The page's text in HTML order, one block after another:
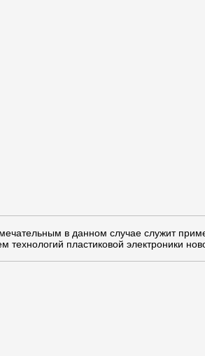
в данном случае служит
технологий пластиковой электроники